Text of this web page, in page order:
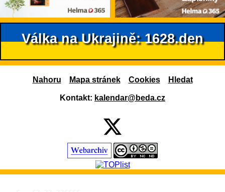
Válka na Ukrajině: 1628.den
Nahoru Mapa stránek Cookies Hledat
Kontakt: kalendar@beda.cz